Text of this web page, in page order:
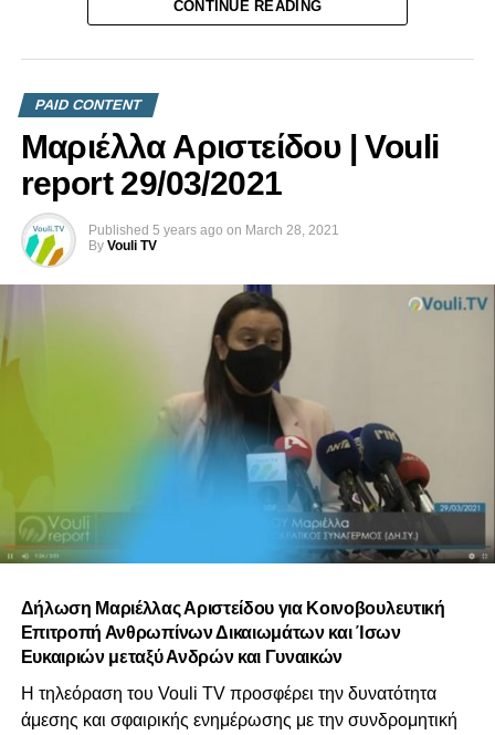
Επικοινωνήστε μαζί μας στοinfo@vouli.tv
CONTINUE READING
PAID CONTENT
Μαριέλλα Αριστείδου | Vouli
report 29/03/2021
Published 5 years ago on March 28, 2021
By Vouli TV
Δήλωση Μαριέλλας Αριστείδου για Κοινοβουλευτική
Επιτροπή Ανθρωπίνων Δικαιωμάτων και Ίσων
Ευκαιριών μεταξύ Ανδρών και Γυναικών
Η τηλεόραση του Vouli TV προσφέρει την δυνατότητα
άμεσης και σφαιρικής ενημέρωσης με την συνδρομητική